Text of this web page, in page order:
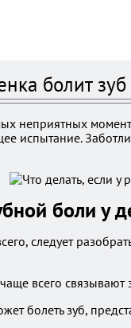
болит зуб
неприятных
испытание.
боли у
следует
всего
болеть зуб,